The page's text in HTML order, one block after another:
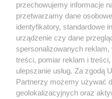
przechowujemy informacje
przetwarzamy dane
identyfikatory, standardowe
urządzenie czy dane
spersonalizowanych
treści, pomiar reklam i
ulepszanie usług. Za zgodą
Partnerzy możemy używać
geolokalizacyjnych oraz